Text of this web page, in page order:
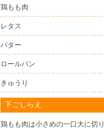
鶏もも肉
レタス
バター
ロールパン
きゅうり
下ごしらえ
鶏もも肉は小さめの一口大に切